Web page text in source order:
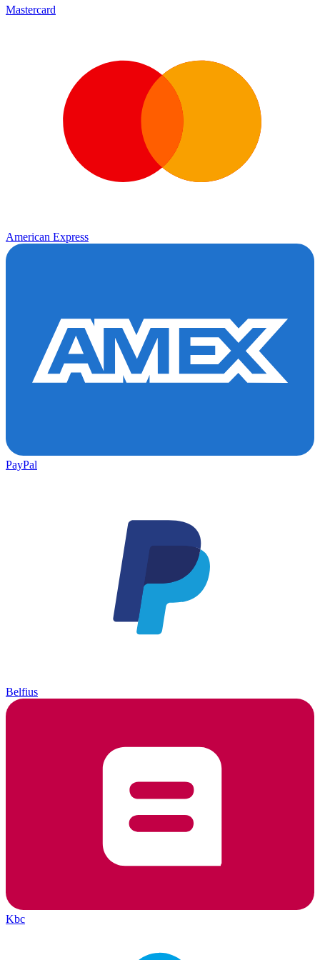
Mastercard
American Express
PayPal
Belfius
Kbc